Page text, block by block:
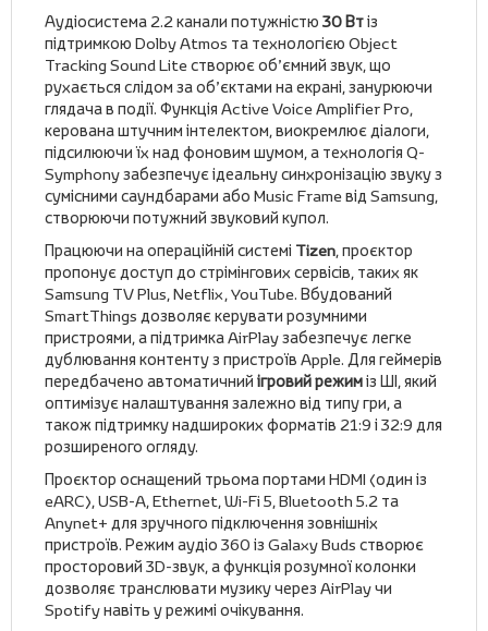
Аудіосистема 2.2 канали потужністю 30 Втіз
підтримкою Dolby Atmos та технологією Object
Tracking Sound Lite створює об’ємний звук, що
рухається слідом за об’єктами на екрані, занурюючи
глядача в події. Функція Active Voice Amplifier Pro,
керована штучним інтелектом, виокремлює діалоги,
підсилюючи їх над фоновим шумом, а технологія Q-
Symphony забезпечує ідеальну синхронізацію звуку з
сумісними саундбарами або Music Frame від Samsung,
створюючи потужний звуковий купол.
Працюючи на операційній системі Tizen, проєктор
пропонує доступ до стрімінгових сервісів, таких як
Samsung TV Plus, Netflix, YouTube. Вбудований
SmartThings дозволяє керувати розумними
пристроями, а підтримка AirPlay забезпечує легке
дублювання контенту з пристроїв Apple. Для геймерів
передбачено автоматичний ігровий режиміз ШІ, який
оптимізує налаштування залежно від типу гри, а
також підтримку надшироких форматів 21:9 і 32:9 для
розширеного огляду.
Проєктор оснащений трьома портами HDMI (один із
eARC), USB-A, Ethernet, Wi-Fi 5, Bluetooth 5.2 та
Anynet+ для зручного підключення зовнішніх
пристроїв. Режим аудіо 360 із Galaxy Buds створює
просторовий 3D-звук, а функція розумної колонки
дозволяє транслювати музику через AirPlay чи
Spotify навіть у режимі очікування.